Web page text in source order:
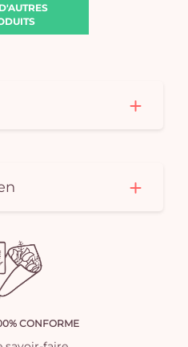
CONFORME